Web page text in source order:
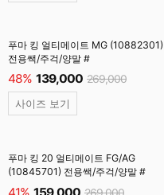
푸마 킹 얼티메이트 MG (10882301)
전용쌕/주걱/양말 #
48% 139,000 269,000
사이즈 보기
푸마 킹 20 얼티메이트 FG/AG
(10845701) 전용쌕/주걱/양말 #
269,000